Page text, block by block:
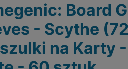
Board
- Scythe
na Karty